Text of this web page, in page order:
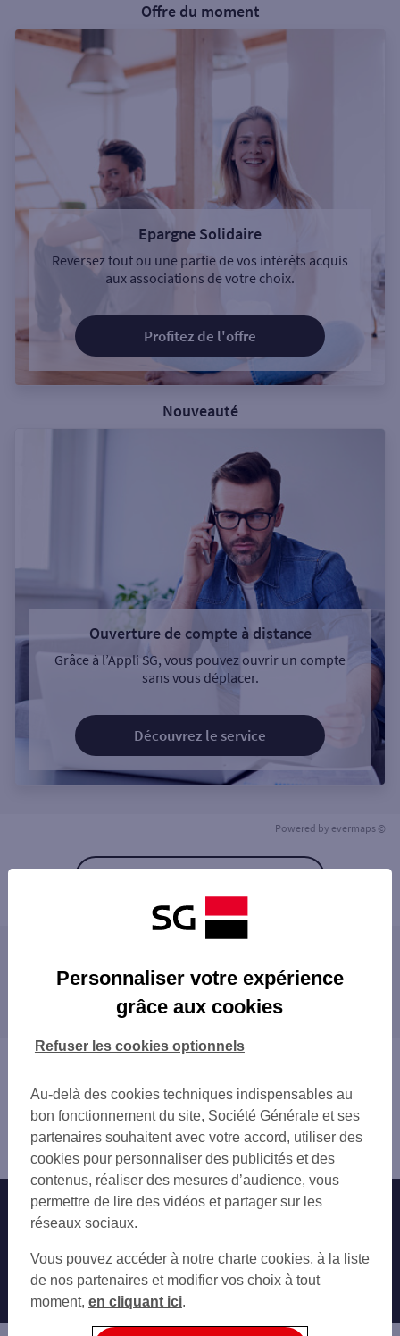
Offre du moment
Epargne Solidaire
Reversez tout ou une partie de vos intérêts acquis
aux associations de votre choix.
Profitez de l'offre
Nouveauté
Ouverture de compte à distance
Grâce à l’Appli SG, vous pouvez ouvrir un compte
sans vous déplacer.
Découvrez le service
Powered by evermaps ©
LE PERRAY EN YVELINES
SAINT ARNOULT YVELINES
AUNEAU
MAUREPAS
ELANCOURT
DOURDAN
LIMOURS
ST REMY LES CHEVREUSE
TRAPPES
ST QUENT.Y. FLORESTAN
GUYANCOURT MAIRIE
HOUDAN
LES CLAYES SOUS BOIS
BOIS D ARCY
Les agences SG dans les villes à proximité
ÉLANCOURT
TRAPPES
VOISINS-LE-BRETONNEUX
MONTIGNY-LE-BRETONNEUX
PLAISIR
BOIS-D'ARCY
LES CLAYES-SOUS-BOIS
GUYANCOURT
FONTENAY-LE-FLEURY
SAINT-CYR-L'ÉCOLE
Rambouillet
Agence RAMBOUILLET
Nos engagements Nous contacter
Autres sites SG
Professionnels
Entreprises
Personnaliser votre expérience
grâce aux cookies
Au-delà des cookies techniques indispensables au
bon fonctionnement du site, Société Générale et ses
partenaires souhaitent avec votre accord, utiliser des
cookies pour personnaliser des publicités et des
contenus, réaliser des mesures d’audience, vous
permettre de lire des vidéos et partager sur les
réseaux sociaux.
Vous pouvez accéder à notre charte cookies, à la liste
de nos partenaires et modifier vos choix à tout
moment, en cliquant ici.
Refuser les cookies optionnels